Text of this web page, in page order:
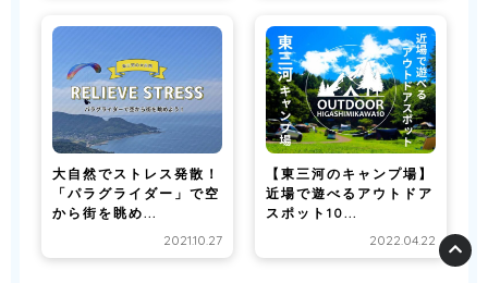
大自然でストレス発散！
「パラグライダー」で空
から街を眺め...
2021.10.27
【東三河のキャンプ場】
近場で遊べるアウトドア
スポット10...
2022.04.22